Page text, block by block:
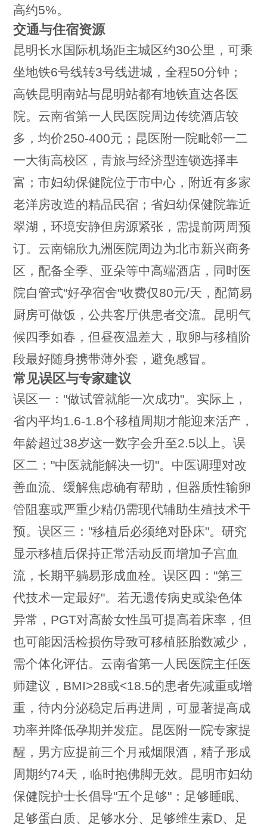
高约5%。
交通与住宿资源
昆明长水国际机场距主城区约30公里，可乘
坐地铁6号线转3号线进城，全程50分钟；
高铁昆明南站与昆明站都有地铁直达各医
院。云南省第一人民医院周边传统酒店较
多，均价250-400元；昆医附一院毗邻一二
一大街高校区，青旅与经济型连锁选择丰
富；市妇幼保健院位于市中心，附近有多家
老洋房改造的精品民宿；省妇幼保健院靠近
翠湖，环境安静但房源紧张，需提前两周预
订。云南锦欣九洲医院周边为北市新兴商务
区，配备全季、亚朵等中高端酒店，同时医
院自管式"好孕宿舍"收费仅80元/天，配简易
厨房可做饭，公共客厅供患者交流。昆明气
候四季如春，但昼夜温差大，取卵与移植阶
段最好随身携带薄外套，避免感冒。
常见误区与专家建议
误区一："做试管就能一次成功"。实际上，
省内平均1.6-1.8个移植周期才能迎来活产，
年龄超过38岁这一数字会升至2.5以上。误
区二："中医就能解决一切"。中医调理对改
善血流、缓解焦虑确有帮助，但器质性输卵
管阻塞或严重少精仍需现代辅助生殖技术干
预。误区三："移植后必须绝对卧床"。研究
显示移植后保持正常活动反而增加子宫血
流，长期平躺易形成血栓。误区四："第三
代技术一定最好"。若无遗传病史或染色体
异常，PGT对高龄女性虽可提高着床率，但
也可能因活检损伤导致可移植胚胎数减少，
需个体化评估。云南省第一人民医院主任医
师建议，BMI>28或<18.5的患者先减重或增
重，待内分泌稳定后再进周，可显著提高成
功率并降低孕期并发症。昆医附一院专家提
醒，男方应提前三个月戒烟限酒，精子形成
周期约74天，临时抱佛脚无效。昆明市妇幼
保健院护士长倡导"五个足够"：足够睡眠、
足够蛋白质、足够水分、足够维生素D、足